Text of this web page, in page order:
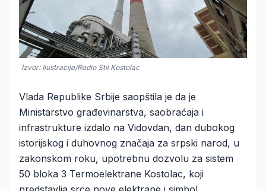
Izvor: Ilustracija/Radio Stil Kostolac
Vlada Republike Srbije saopštila je da je
Ministarstvo građevinarstva, saobraćaja i
infrastrukture izdalo na Vidovdan, dan dubokog
istorijskog i duhovnog značaja za srpski narod, u
zakonskom roku, upotrebnu dozvolu za sistem
50 bloka 3 Termoelektrane Kostolac, koji